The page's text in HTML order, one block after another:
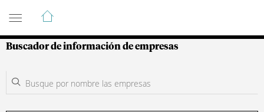
Guía de Empresas Colombianas
Buscador de información de empresas